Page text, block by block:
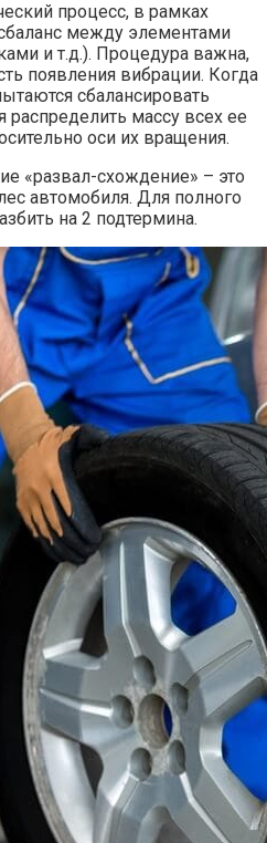
процесс, в рамках
между элементами
и т.д.). Процедура важна,
появления вибрации. Когда
сбалансировать
распределить массу всех ее
оси их вращения.
«развал-схождение» – это
автомобиля. Для полного
на 2 подтермина.